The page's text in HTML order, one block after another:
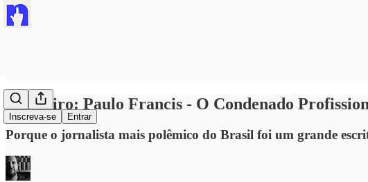
Inscreva-se Entrar
#vespeiro: Paulo Francis - O Condenado
Porque o jornalista mais polêmico do Brasil foi um grande